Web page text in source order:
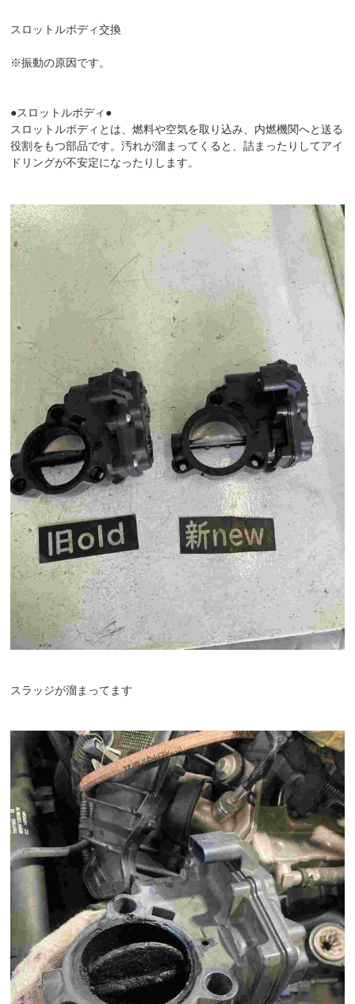
スロットルボディ交換
※振動の原因です。
●スロットルボディ●
スロットルボディとは、燃料や空気を取り込み、内燃機関へと送る
役割をもつ部品です。汚れが溜まってくると、詰まったりしてアイ
ドリングが不安定になったりします。
スラッジが溜まってます